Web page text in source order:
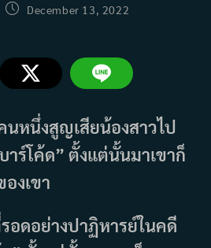
PostDecember 13, 2022
นหนึ่งสูญเสียน้องสาวไป
ร์โค้ด” ตั้งแต่นั้นมาเขาก็
งเขา
ดอย่างปาฏิหารย์ในคดี